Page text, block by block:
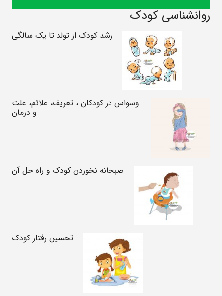
روانشناسی کودک
رشد کودک از تولد تا یک سالگی
وسواس در کودکان ، تعریف، علائم، علت
و درمان
صبحانه نخوردن کودک و راه حل آن
تحسین رفتار کودک